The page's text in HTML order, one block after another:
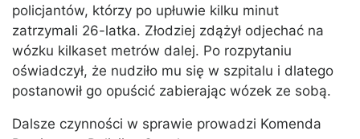
policjantów, którzy po upłuwie kilku minut
zatrzymali 26-latka. Złodziej zdążył odjechać na
wózku kilkaset metrów dalej. Po rozpytaniu
oświadczył, że nudziło mu się w szpitalu i dlatego
postanowił go opuścić zabierając wózek ze sobą.
Dalsze czynności w sprawie prowadzi Komenda